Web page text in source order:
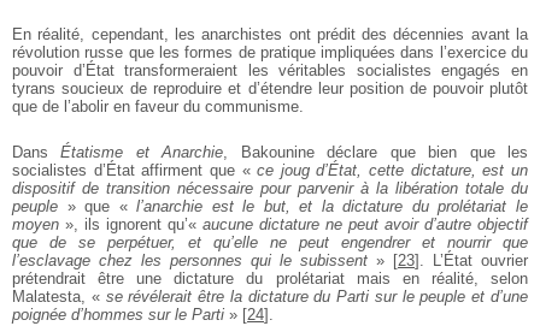
En réalité, cependant, les anarchistes ont prédit des décennies avant la
révolution russe que les formes de pratique impliquées dans l’exercice du
pouvoir d’État transformeraient les véritables socialistes engagés en
tyrans soucieux de reproduire et d’étendre leur position de pouvoir plutôt
que de l’abolir en faveur du communisme.
DansÉtatisme et Anarchie, Bakounine déclare que bien que les
socialistes d’État affirment que «ce joug d’État, cette dictature, est un
dispositif de transition nécessaire pour parvenir à la libération totale du
peuple » que «l’anarchie est le but, et la dictature du prolétariat le
moyen », ils ignorent qu’« aucune dictature ne peut avoir d’autre objectif
que de se perpétuer, et qu’elle ne peut engendrer et nourrir que
l’esclavage chez les personnes qui le subissent » [23] . L’État ouvrier
prétendrait être une dictature du prolétariat mais en réalité, selon
Malatesta, « se révélerait être la dictature du Parti sur le peuple et d’une
poignée d’hommes sur le Parti » [24] .